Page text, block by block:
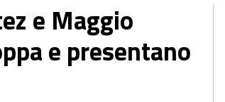
e Maggio
e presentano